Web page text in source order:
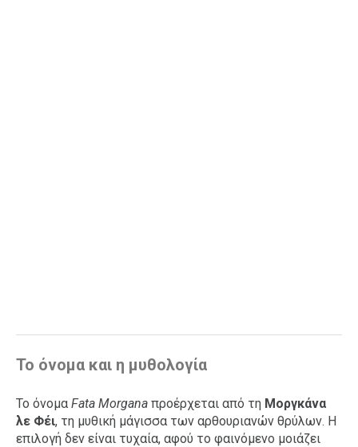
Το όνομα και η μυθολογία
Το όνομα Fata Morgana προέρχεται από τη Μοργκάνα
λε Φέι, τη μυθική μάγισσα των αρθουριανών θρύλων. Η
επιλογή δεν είναι τυχαία, αφού το φαινόμενο μοιάζει